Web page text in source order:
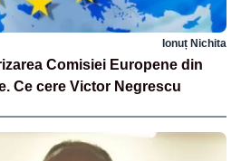
Ionuț Nichita
Comisiei Europene din
Ce cere Victor Negrescu